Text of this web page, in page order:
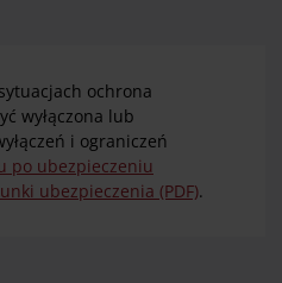
ochrona
wyłączona lub
i ograniczeń
po ubezpieczeniu
ubezpieczenia (PDF).